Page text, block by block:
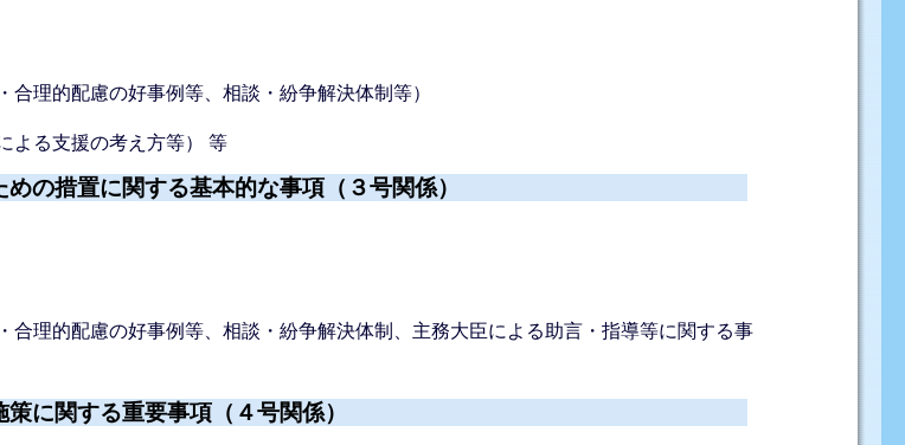
理的配慮の好事例等、相談・紛争解決体制等）
よる支援の考え方等） 等
の措置に関する基本的な事項（３号関係）
理的配慮の好事例等、相談・紛争解決体制、主務大臣による助言・指導等に関する事
に関する重要事項（４号関係）